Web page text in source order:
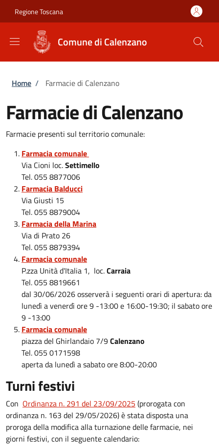
Regione Toscana
Comune di Calenzano
Briciole di pane
Home / Farmacie di Calenzano
Farmacie di Calenzano
Farmacie presenti sul territorio comunale:
Farmacia comunale
Via Cioni loc.Settimello
Tel. 055 8877006
Farmacia Balducci
Via Giusti 15
Tel. 055 8879004
Farmacia della Marina
Via di Prato 26
Tel. 055 8879394
Farmacia comunale
P.zza Unità d'Italia 1, loc.Carraia
Tel. 055 8819661
dal 30/06/2026 osserverà i seguenti orari di apertura: da
lunedì a venerdì ore 9 -13:00 e 16:00-19:30; il sabato ore
9 -13:00
Farmacia comunale
piazza del Ghirlandaio 7/9Calenzano
Tel. 055 0171598
aperta da lunedì a sabato ore 8:00-20:00
Turni festivi
Con Ordinanza n. 291 del 23/09/2025 (prorogata con
ordinanza n. 163 del 29/05/2026) è stata disposta una
proroga della modifica alla turnazione delle farmacie, nei
giorni festivi, con il seguente calendario: